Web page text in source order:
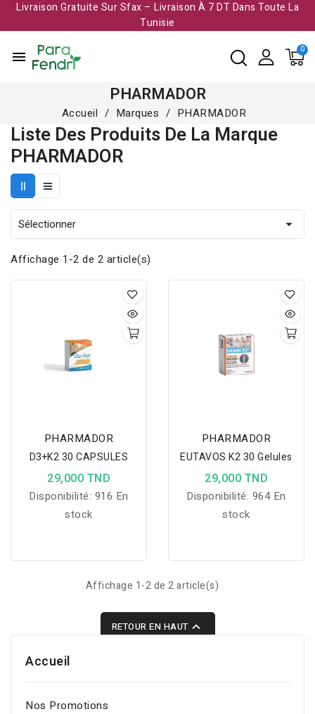
Livraison Gratuite Sur Sfax – Livraison À 7 DT Dans Toute La
Tunisie​
menu
PHARMADOR
Accueil Marques PHARMADOR
Liste Des Produits De La Marque
PHARMADOR
Sélectionner 
Affichage 1-2 de 2 article(s)
PHARMADOR
D3+K2 30 CAPSULES
29,000 TND
Disponibilité: 916 En
stock
PHARMADOR
EUTAVOS K2 30 Gelules
29,000 TND
Disponibilité: 964 En
stock
Affichage 1-2 de 2 article(s)
RETOUR EN HAUT 
Accueil
Nos Promotions